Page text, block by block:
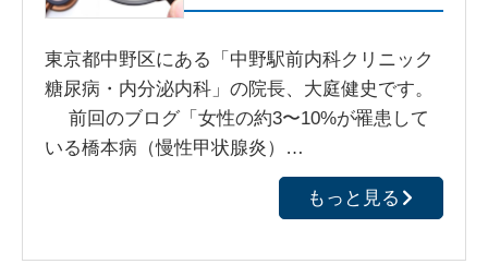
東京都中野区にある「中野駅前内科クリニック
糖尿病・内分泌内科」の院長、大庭健史です。
前回のブログ「女性の約3〜10%が罹患して
いる橋本病（慢性甲状腺炎）…
もっと見る